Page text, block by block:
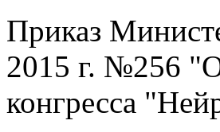
Приказ
2015 г. №256
конгресса